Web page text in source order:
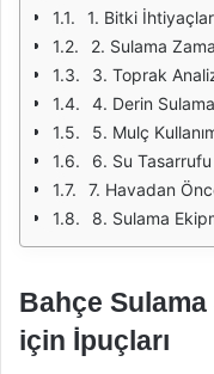
1. Bitki
2. Sulama
3. Toprak
4. Derin Sulama
5. Mulç
6. Su Tasarrufu
7. Havadan
8. Sulama
Bahçe Sulama
için İpuçları